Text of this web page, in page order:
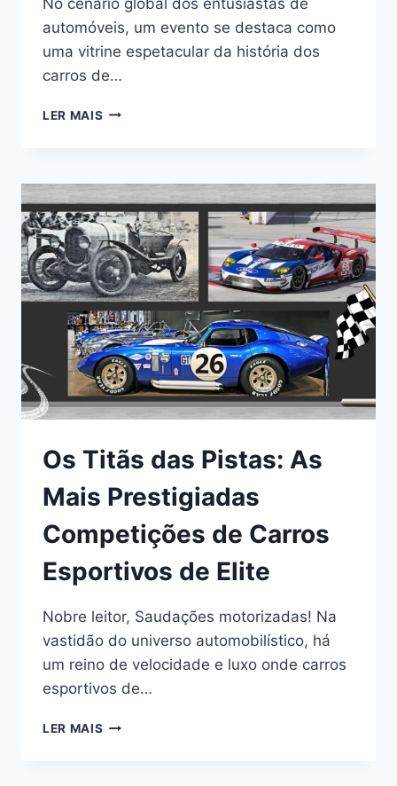
automóveis, um evento se destaca como
uma vitrine espetacular da história dos
carros de…
LER MAIS DUBAI
LUXO
EM
DESTAQUE
Os Titãs das Pistas: As
Mais Prestigiadas
Competições de Carros
Esportivos de Elite
Nobre leitor, Saudações motorizadas! Na
vastidão do universo automobilístico, há
um reino de velocidade e luxo onde carros
esportivos de…
LER MAIS OS